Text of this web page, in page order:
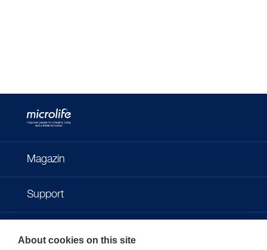
Magazin
Support
About cookies on this site